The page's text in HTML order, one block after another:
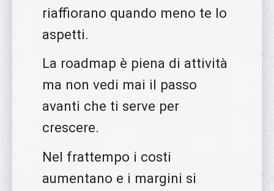
riaffiorano quando meno te lo
aspetti.
La roadmap è piena di attività
ma non vedi mai il passo
avanti che ti serve per
crescere.
Nel frattempo i costi
aumentano e i margini si